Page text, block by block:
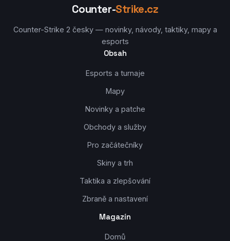
Counter-Strike.cz
Counter-Strike 2 česky — novinky, návody, taktiky, mapy a
esports
Obsah
Esports a turnaje
Mapy
Novinky a patche
Obchody a služby
Pro začátečníky
Skiny a trh
Taktika a zlepšování
Zbraně a nastavení
Magazín
Domů